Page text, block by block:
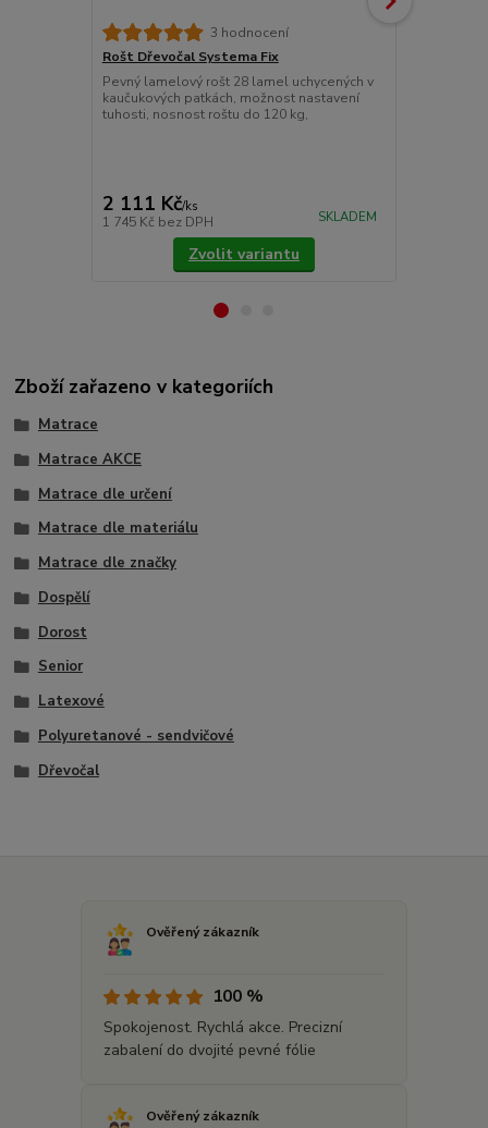
3 hodnocení
Rošt Dřevočal Systema Fix
Pevný lamelový rošt 28 lamel uchycených v
kaučukových patkách, možnost nastavení
tuhosti, nosnost roštu do 120 kg,
2 111 Kč/ks
1 745 Kč bez DPH SKLADEM
Zvolit variantu
Zboží zařazeno v kategoriích
Matrace
Matrace AKCE
Matrace dle určení
Matrace dle materiálu
Matrace dle značky
Dospělí
Dorost
Senior
Latexové
Polyuretanové - sendvičové
Dřevočal
Ověřený zákazník
100 %
Spokojenost. Rychlá akce. Precizní
zabalení do dvojité pevné fólie
Ověřený zákazník